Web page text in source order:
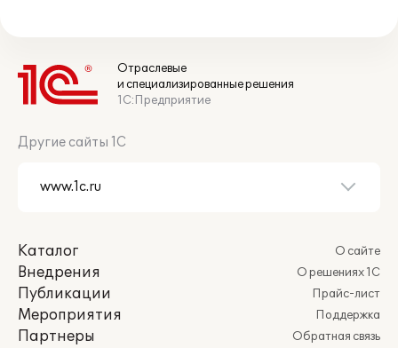
Отраслевые
и специализированные решения
1С:Предприятие
Другие сайты 1С
Каталог
Внедрения
Публикации
Мероприятия
Партнеры
О сайте
О решениях 1С
Прайс-лист
Поддержка
Обратная связь